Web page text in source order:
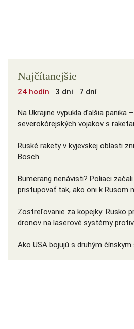
Najčítanejšie
24 hodín 3 dni 7 dní
Na Ukrajine vypukla ďalšia panika
severokórejských vojakov s
Ruské rakety v kyjevskej oblasti
Bosch
Bumerang nenávisti? Poliaci
pristupovať tak, ako oni k Rusom
Zostreľovanie za kopejky: Rusko
dronov na laserové systémy
Ako USA bojujú s druhým